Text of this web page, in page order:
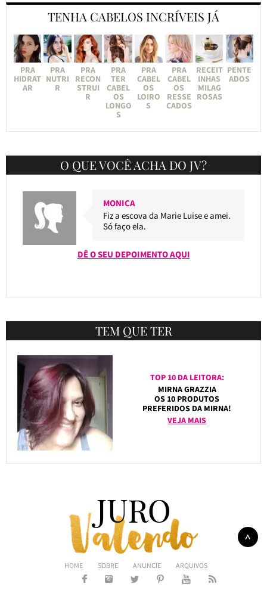
TENHA CABELOS INCRÍVEIS JÁ
PRA
HIDRAT
AR
PRA
NUTRI
R
PRA
RECON
STRUI
R
PRA
TER
CABEL
OS
LONGO
S
PRA
CABEL
OS
LOIRO
S
PRA
CABEL
OS
RESSE
CADOS
RECEIT
INHAS
MILAG
ROSAS
PENTE
ADOS
O QUE VOCÊ ACHA DO JV?
MONICA
Fiz a escova da Marie Luise e amei.
Só faço ela.
DÊ O SEU DEPOIMENTO AQUI
TEM QUE TER
TOP 10 DA LEITORA:
MIRNA GRAZZIA
OS 10 PRODUTOS
PREFERIDOS DA MIRNA!
VEJA MAIS
HOME SOBRE ANUNCIE ARQUIVOS